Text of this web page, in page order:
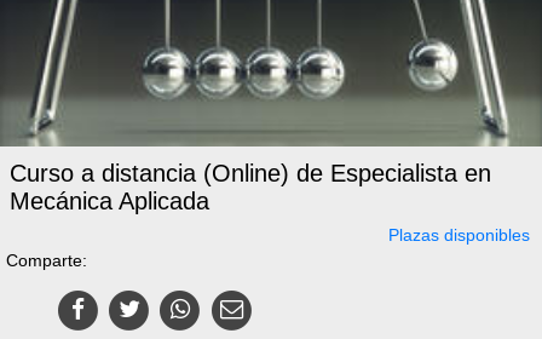
Curso a distancia (Online) de Especialista en
Mecánica Aplicada
Plazas disponibles
Comparte: